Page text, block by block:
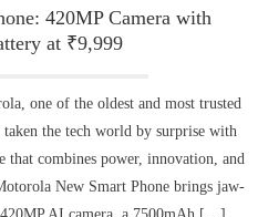
420MP Camera with
at ₹9,999
one of the oldest and most trusted
taken the tech world by surprise with
that combines power, innovation, and
New Smart Phone brings jaw-